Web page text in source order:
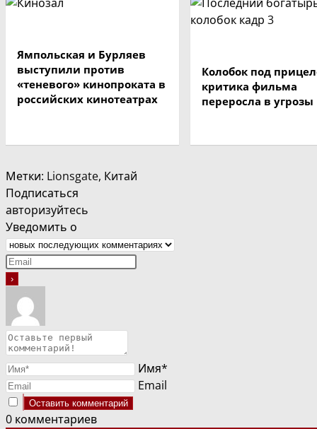
Ямпольская и Бурляев
выступили против
«теневого» кинопроката в
российских кинотеатрах
Колобок под
критика фильма
переросла в угрозы
Метки: Lionsgate, Китай
Подписаться
авторизуйтесь
Уведомить о
Имя*
Email
0 комментариев